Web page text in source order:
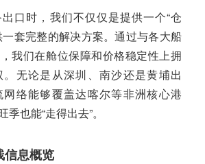
口时，我们不仅仅是提供一个“仓
一套完整的解决方案。通过与各大船
我们在舱位保障和价格稳定性上拥
无论是从深圳、南沙还是黄埔出
络能够覆盖达喀尔等非洲核心港
也能“走得出去”。
信息概览